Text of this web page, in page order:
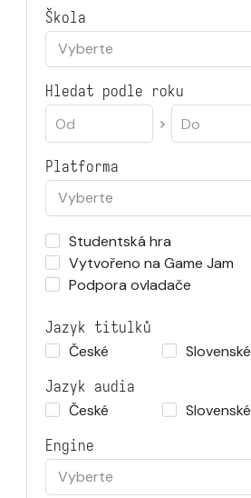
Škola
Vyberte
Hledat podle roku
Platforma
Vyberte
Studentská hra
Vytvořeno na Game Jam
Podpora ovladače
Jazyk titulků
České
Slovenské
Jazyk audia
České
Slovenské
Engine
Vyberte